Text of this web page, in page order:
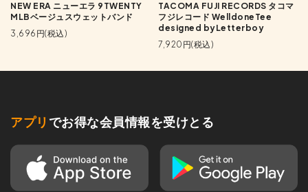
NEW ERA ニューエラ 9TWENTY
MLBベージュスウェットバンド
3,696円(税込)
TACOMA FUJI RECORDS タコマ
フジレコード WelldoneTee
designed byLetterboy
7,920円(税込)
アプリ でお得な会員情報を受けとる